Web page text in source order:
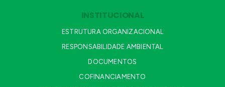
INSTITUCIONAL
ESTRUTURA ORGANIZACIONAL
RESPONSABILIDADE AMBIENTAL
DOCUMENTOS
COFINANCIAMENTO